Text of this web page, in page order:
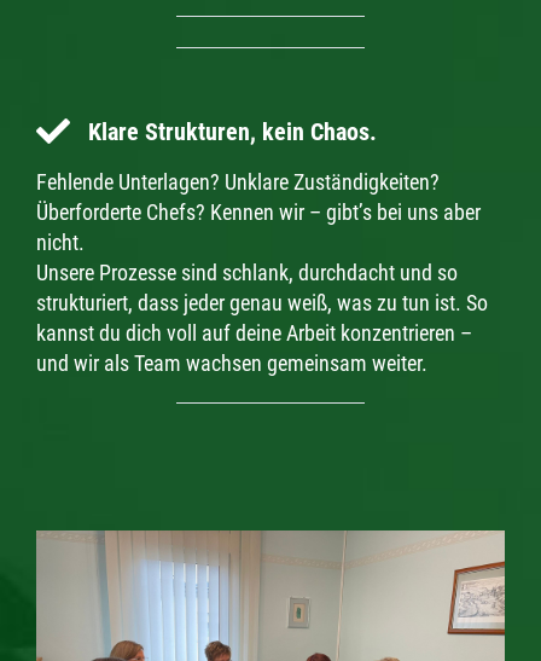
Klare Strukturen, kein Chaos.
Fehlende Unterlagen? Unklare Zuständigkeiten?
Überforderte Chefs? Kennen wir – gibt’s bei uns aber
nicht.
Unsere Prozesse sind schlank, durchdacht und so
strukturiert, dass jeder genau weiß, was zu tun ist. So
kannst du dich voll auf deine Arbeit konzentrieren –
und wir als Team wachsen gemeinsam weiter.